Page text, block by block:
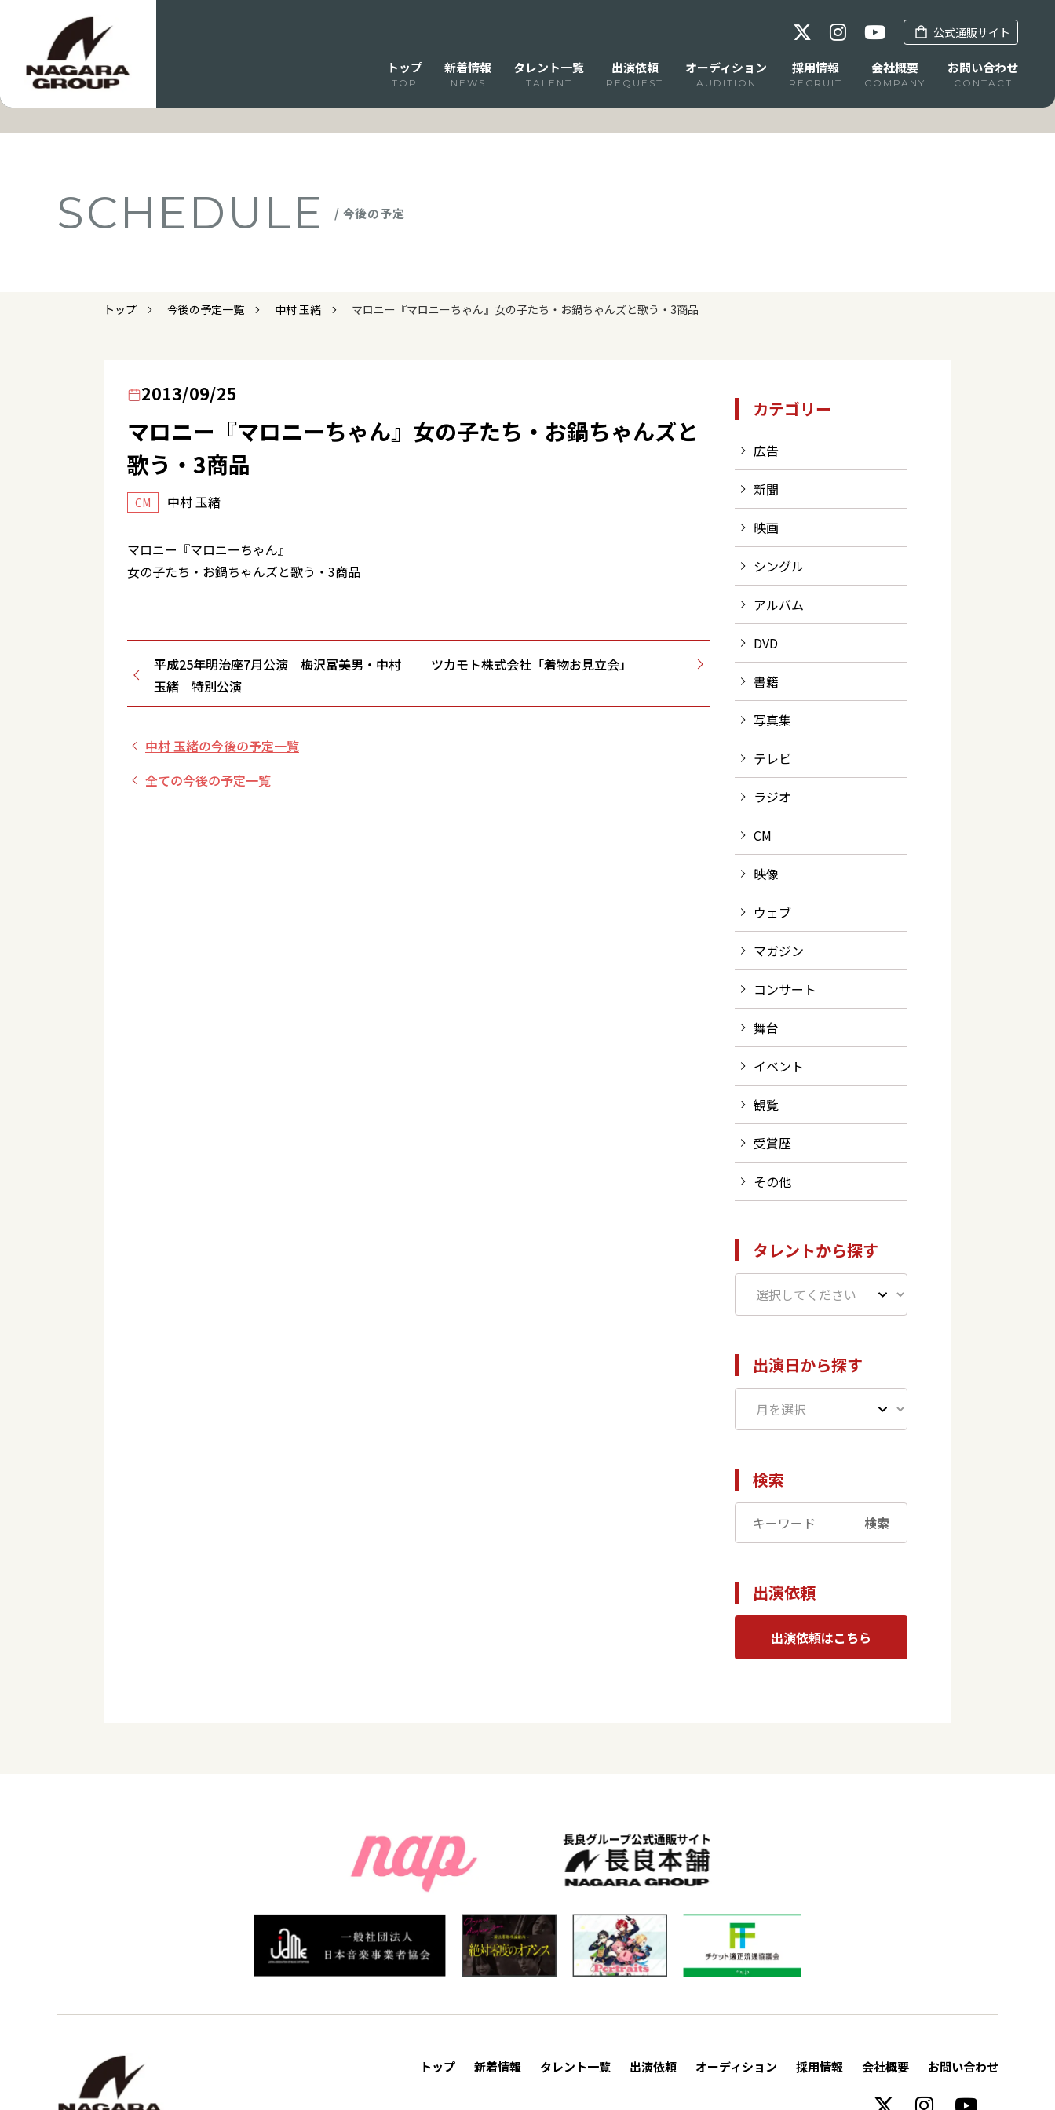
公式通販サイト
トップ
TOP
新着情報
NEWS
タレント一覧
TALENT
出演依頼
REQUEST
オーディション
AUDITION
採用情報
RECRUIT
会社概要
COMPANY
お問い合わせ
CONTACT
SCHEDULE / 今後の予定
トップ 今後の予定一覧 中村 玉緒 マロニー『マロニーちゃん』女の子たち・お鍋ちゃんズと歌う・3商品
2013/09/25
マロニー『マロニーちゃん』女の子たち・お鍋ちゃんズと
歌う・3商品
CM 中村 玉緒
マロニー『マロニーちゃん』
女の子たち・お鍋ちゃんズと歌う・3商品
平成25年明治座7月公演 梅沢富美男・中村
玉緒 特別公演
ツカモト株式会社「着物お見立会」
中村 玉緒の今後の予定一覧
全ての今後の予定一覧
カテゴリー
広告
新聞
映画
シングル
アルバム
DVD
書籍
写真集
テレビ
ラジオ
CM
映像
ウェブ
マガジン
コンサート
舞台
イベント
観覧
受賞歴
その他
タレントから探す
出演日から探す
検索
検索
出演依頼
出演依頼はこちら
トップ 新着情報 タレント一覧 出演依頼 オーディション 採用情報 会社概要 お問い合わせ